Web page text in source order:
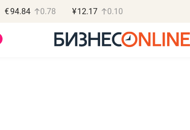
€94.84 0.78 ¥12.17 0.10